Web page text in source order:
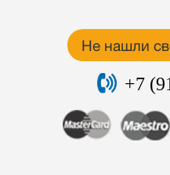
Не нашли
+7